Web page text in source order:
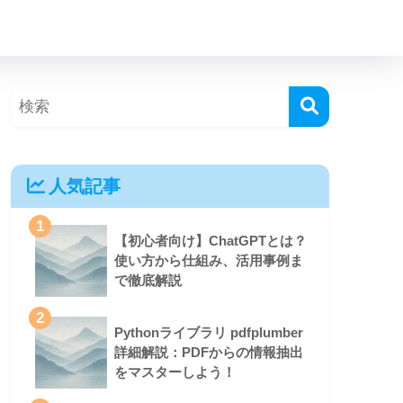
人気記事
1
【初心者向け】ChatGPTとは？
使い方から仕組み、活用事例ま
で徹底解説
2
Pythonライブラリ pdfplumber
詳細解説：PDFからの情報抽出
をマスターしよう！